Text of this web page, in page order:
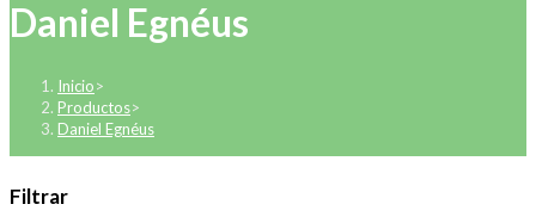
Daniel Egnéus
Inicio>
Productos>
Daniel Egnéus
Filtrar